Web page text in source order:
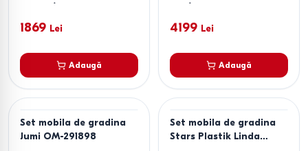
Negru/Transparent
1869 Lei
Adaugă
Gri/Maro
4199 Lei
Adaugă
Set mobila de gradina
Jumi OM-291898
Set mobila de gradina
Stars Plastik Linda